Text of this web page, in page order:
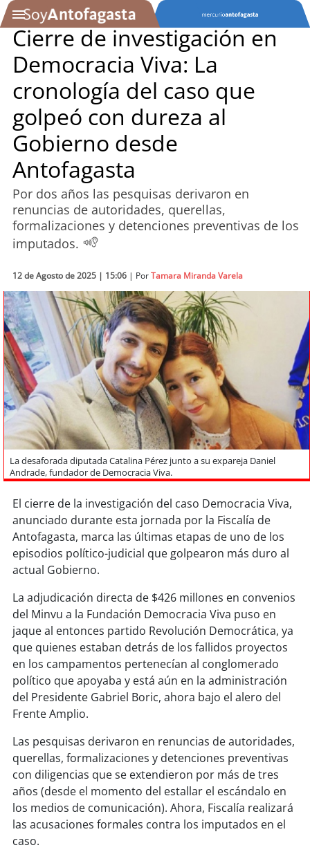
Podcast
Actualidad
Entretención
Economía
Deportes
Tecnología
Sostenibilidad
soy chile
soy arica
soyiquique
soycalama
soycopiapó
soyvalparaíso
soy quillota
soysanantonio
soy
soy sancarlos
talcahuano
soyconcepción
soycoronel
soyarauco
Cierre de investigación en
Democracia Viva: La
cronología del caso que
golpeó con dureza al
Gobierno desde
Antofagasta
Por dos años las pesquisas derivaron en
renuncias de autoridades, querellas,
formalizaciones y detenciones preventivas de los
imputados.
12 de Agosto de 2025 | 15:06 | PorTamara Miranda Varela
La desaforada diputada Catalina Pérez junto a su expareja Daniel
Andrade, fundador de Democracia Viva.
El cierre de la investigación del caso Democracia Viva,
anunciado durante esta jornada por la Fiscalía de
Antofagasta, marca las últimas etapas de uno de los
episodios político-judicial que golpearon más duro al
actual Gobierno.
La adjudicación directa de $426 millones en convenios
del Minvu a la Fundación Democracia Viva puso en
jaque al entonces partido Revolución Democrática, ya
que quienes estaban detrás de los fallidos proyectos
en los campamentos pertenecían al conglomerado
político que apoyaba y está aún en la administración
del Presidente Gabriel Boric, ahora bajo el alero del
Frente Amplio.
Las pesquisas derivaron en renuncias de autoridades,
querellas, formalizaciones y detenciones preventivas
con diligencias que se extendieron por más de tres
años (desde el momento del estallar el escándalo en
los medios de comunicación). Ahora, Fiscalía realizará
las acusaciones formales contra los imputados en el
caso.